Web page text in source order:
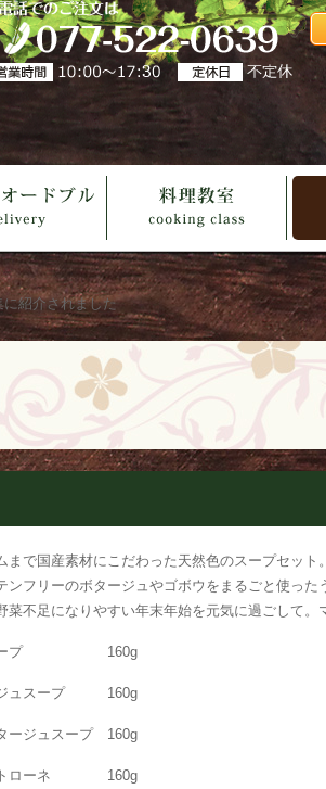
お知らせ
まで国産素材にこだわった天然色のスープセット
ンフリーのボタージュやゴボウをまるごと使った
菜不足になりやすい年末年始を元気に過ごして。
スープ 160g
ジュスープ 160g
ージュスープ 160g
ストローネ 160g